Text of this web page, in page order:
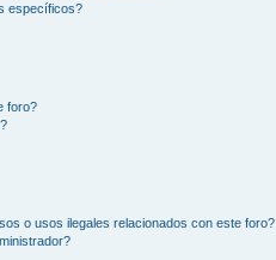
específicos?
foro?
o usos ilegales relacionados con este foro?